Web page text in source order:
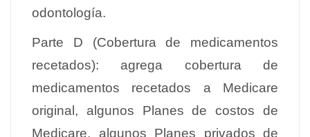
odontología.
Parte D (Cobertura de medicamentos
recetados): agrega cobertura de
medicamentos recetados a Medicare
original, algunos Planes de costos de
Medicare, algunos Planes privados de